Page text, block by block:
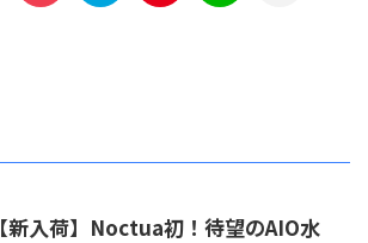
【新入荷】Noctua初！待望のAIO水